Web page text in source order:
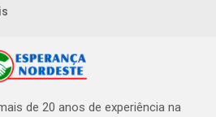
de 20 anos de experiência na